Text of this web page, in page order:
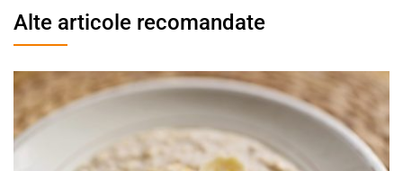
Alte articole recomandate